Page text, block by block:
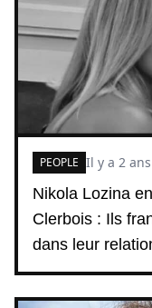
Nikola Lozina
Clerbois : Ils
dans leur
PEOPLE Il y a 2 ans